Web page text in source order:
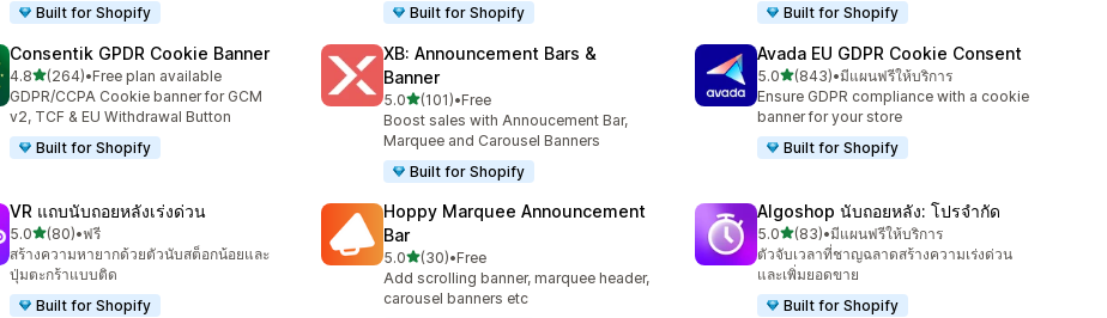
Built for Shopify
Built for Shopify
Built for Shopify
Consentik GPDR Cookie Banner
4.8เต็ม 5 ดาว
(264)
ทั้งหมด 264 รีวิว
•Free plan available
GDPR/CCPA Cookie banner for GCM
v2, TCF & EU Withdrawal Button
Built for Shopify
XB: Announcement Bars &
Banner
5.0เต็ม 5 ดาว
(101)
ทั้งหมด 101 รีวิว
•Free
Boost sales with Annoucement Bar,
Marquee and Carousel Banners
Built for Shopify
Avada EU GDPR Cookie Consent
5.0เต็ม 5 ดาว
(843)
ทั้งหมด 843 รีวิว
•มีแผนฟรีให้บริการ
Ensure GDPR compliance with a cookie
banner for your store
Built for Shopify
VR แถบนับถอยหลังเร่งด่วน
5.0เต็ม 5 ดาว
(80)
ทั้งหมด 80 รีวิว
•ฟรี
สร้างความหายากด้วยตัวนับสต็อกน้อยและ
ปุ่มตะกร้าแบบติด
Built for Shopify
Hoppy Marquee Announcement
Bar
5.0เต็ม 5 ดาว
(30)
ทั้งหมด 30 รีวิว
•Free
Add scrolling banner, marquee header,
carousel banners etc
Algoshop นับถอยหลัง: โปรจำกัด
5.0เต็ม 5 ดาว
(83)
ทั้งหมด 83 รีวิว
•มีแผนฟรีให้บริการ
ตัวจับเวลาที่ชาญฉลาดสร้างความเร่งด่วน
และเพิ่มยอดขาย
Built for Shopify